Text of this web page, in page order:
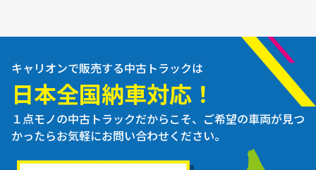
キャリオンで販売する中古トラックは
日本全国納車対応！
１点モノの中古トラックだからこそ、ご希望の車両が見つ
かったらお気軽にお問い合わせください。